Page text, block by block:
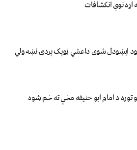
اړه نوي انکشافات
اېښودل شوی داعشي ټوپک پردۍ نښه ولي
د امام ابو حنیفه مخې ته خم شوه